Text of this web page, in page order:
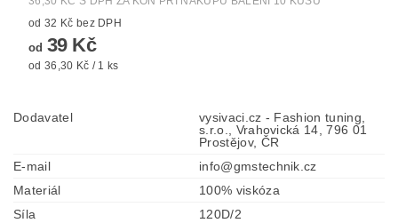
od 32 Kč bez DPH
od 39 Kč
od 36,30 Kč / 1 ks
Dodavatel
vysivaci.cz - Fashion tuning,
s.r.o., Vrahovická 14, 796 01
Prostějov, ČR
E-mail
info@gmstechnik.cz
Materiál
100% viskóza
Síla
120D/2